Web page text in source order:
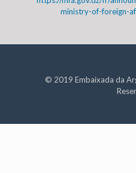
ministry-of-foreign-
© 2019 Embaixada da